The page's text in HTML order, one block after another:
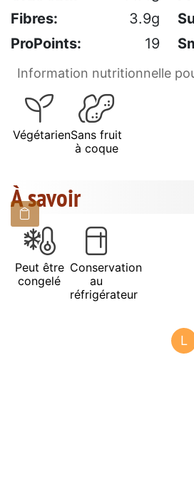
Fibres:
3.9g
ProPoints:
19
Information nutritionnelle
VégétarienSans fruit
à coque
À savoir
Peut être
congelé
Conservation
au
réfrigérateur
L